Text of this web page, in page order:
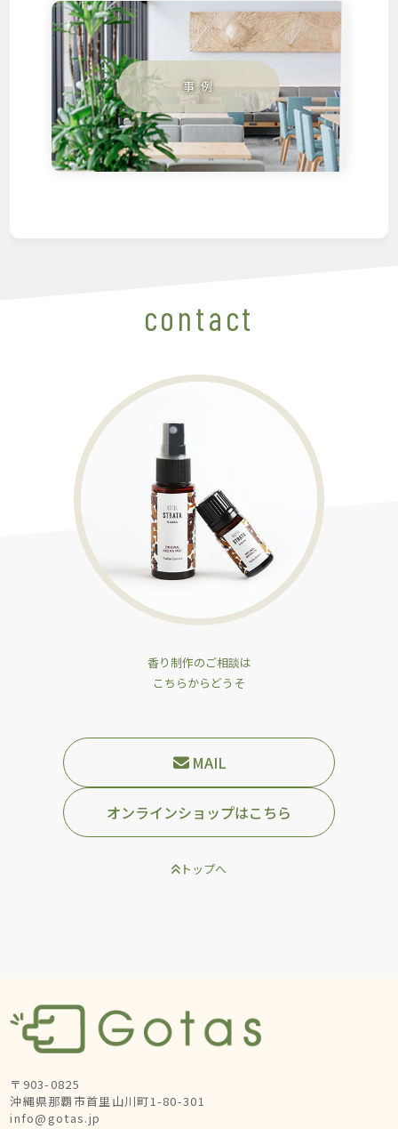
contact
香り制作のご相談は
こちらからどうそ
MAIL
オンラインショップはこちら
トップへ
〒903-0825
沖縄県那覇市首里山川町1-80-301
info@gotas.jp